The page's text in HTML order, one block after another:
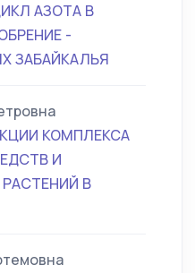
АЗОТА В
-
ЗАБАЙКАЛЬЯ
КОМПЛЕКСА
И
В